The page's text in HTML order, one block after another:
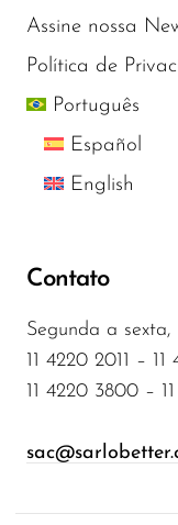
Assine nossa
Política de
Português
Español
English
Contato
Segunda a
11 4220 2011 –
11 4220 3800 –